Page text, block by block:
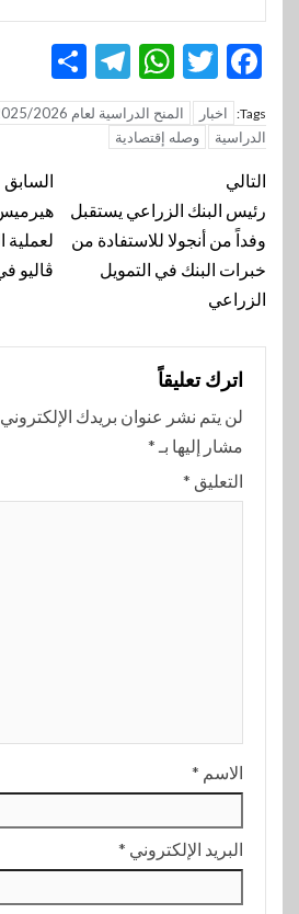
Facebook
Twitter
Tags: اخبار المنح الدراسية لعام 2025/2026
الدراسية
وصله إقتصادية
تنقل
المقالة
السابق
هيرميس
لعملية
ڤاليو
التالي
رئيس البنك الزراعي يستقبل
وفداً من أنجولا للاستفادة من
خبرات البنك في التمويل
الزراعي
اترك تعليقاً
لن يتم نشر عنوان بريدك
مشار إليها بـ *
التعليق *
الاسم *
البريد الإلكتروني *